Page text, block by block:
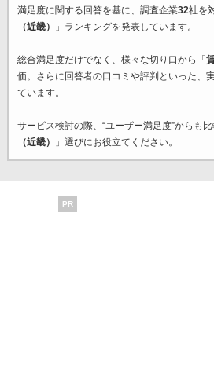
満足度に関する回答を基に、調査企業32社を
（近畿）
」ランキングを発表しています。
総合満足度だけでなく、様々な切り口から「
価。さらに回答者の口コミや評判といった、
ています。
サービス検討の際、“ユーザー満足度”からも
（近畿）
」選びにお役立てください。
PR